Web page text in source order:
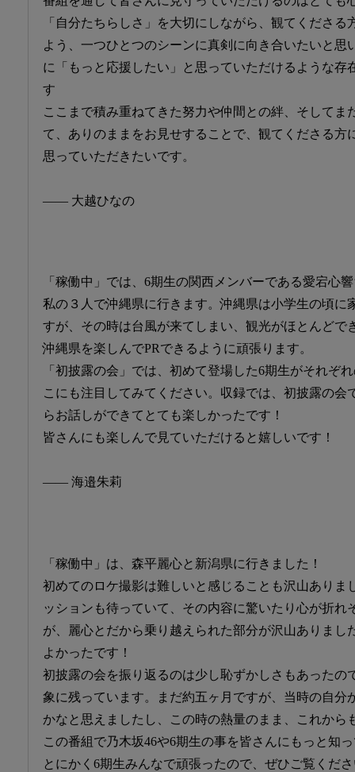
「自分たちらしさ」を大切にしながら、観てくださ
よう、一つひとつのシーンに真剣に向き合いたいと思
に「もっと応援したい」と思っていただけるような存
す
ここまで積み重ねてきた努力や仲間との絆、そしてま
て、ありのままをお見せすることで、観てくださる方
思っていただきたいです。
―― 大越ひなの
「稼働中」では、6期生の関西メンバーである愛宕心
私の３人で沖縄県に行きます。沖縄県は小学生の頃に
すが、その時は台風が来てしまい、観光がほとんどで
沖縄県を楽しんでPRできるように頑張ります。
「初披露の会」では、初めて登場した6期生がそれぞ
こにも注目してみてください。収録では、初披露の会
らお話しができてとても楽しかったです！
皆さんにも楽しんで見ていただけると嬉しいです！
―― 海邉朱莉
「稼働中」は、森平麗心と新潟県に行きました！
初めてのロケ撮影は難しいと感じることも沢山ありま
ッションも待っていて、その内容に驚いたり心が折れ
が、麗心とだから乗り越えられた部分が沢山ありまし
よかったです！
初披露の会を振り返るのは少し恥ずかしさもあったの
象に残っています。まだ約五ヶ月ですが、当時の自分
かなと思えましたし、この時の熱量のまま、これから
この番組で乃木坂46や6期生の事を皆さんにもっと知
とにかく6期生みんなで頑張ったので、ぜひご覧くだ